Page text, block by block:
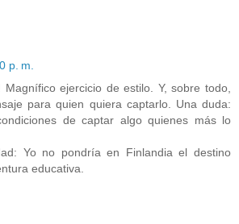
p. m.
Magnífico ejercicio de estilo. Y, sobre todo,
para quien quiera captarlo. Una duda:
de captar algo quienes más lo
Yo no pondría en Finlandia el destino
educativa.